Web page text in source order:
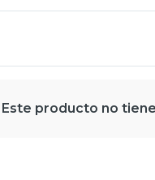
Este producto no